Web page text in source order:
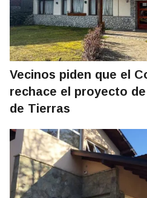
Vecinos piden que el
rechace el proyecto
de Tierras